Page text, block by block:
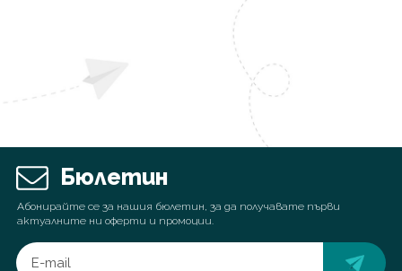
Бюлетин
Абонирайте се за нашия бюлетин, за да получавате първи
актуалните ни оферти и промоции.